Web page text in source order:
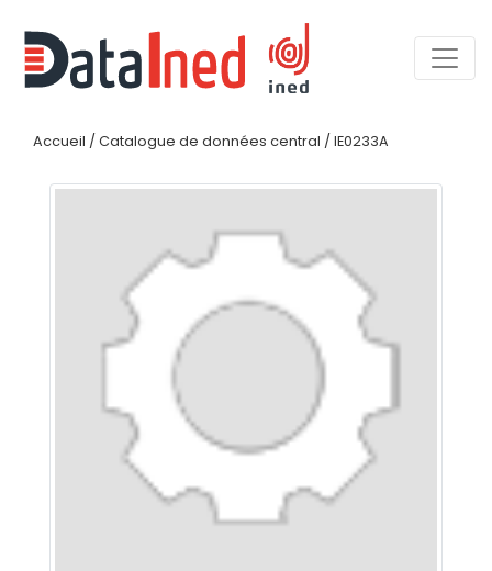
Accueil / Catalogue de données central / IE0233A